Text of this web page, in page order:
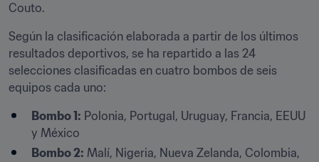
Couto.
Según la clasificación elaborada a partir de los últimos
resultados deportivos, se ha repartido a las 24
selecciones clasificadas en cuatro bombos de seis
equipos cada uno:
Bombo 1: Polonia, Portugal, Uruguay, Francia, EEUU
y México
Bombo 2: Malí, Nigeria, Nueva Zelanda, Colombia,